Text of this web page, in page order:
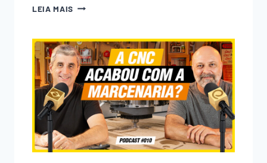
LEIA MAIS 10
TODO
INICIANTE
NA
MARCENARIA
COMETE
(E
COMO
EVITAR
CADA
UM
DELES)